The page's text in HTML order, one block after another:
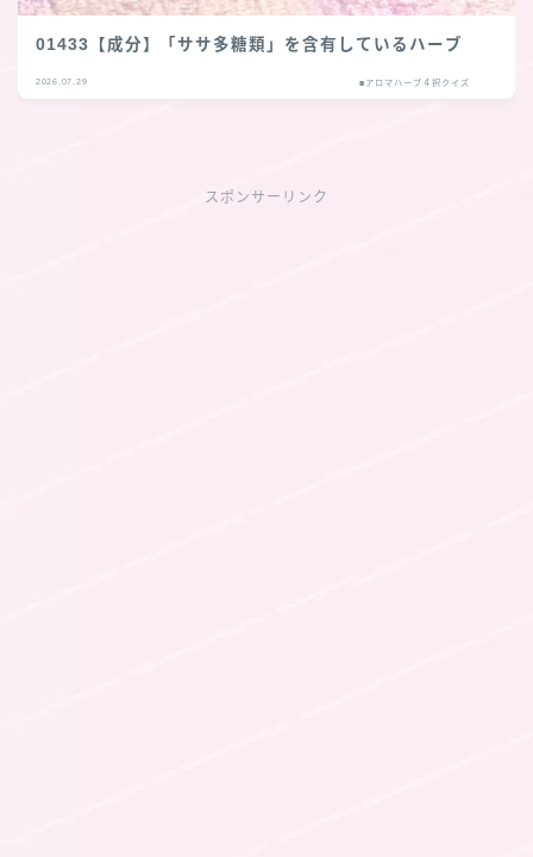
01433【成分】「ササ多糖類」を含有しているハーブ
2026.07.29 ■アロマハーブ４択クイズ
スポンサーリンク